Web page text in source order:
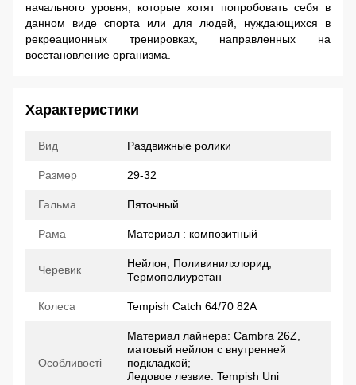
начального уровня, которые хотят попробовать себя в
данном виде спорта или для людей, нуждающихся в
рекреационных тренировках, направленных на
восстановление организма.
Характеристики
Вид Раздвижные ролики
Размер 29-32
Гальма Пяточный
Рама Материал : композитный
Черевик
Нейлон, Поливинилхлорид,
Термополиуретан
Колеса Tempish Catch 64/70 82А
Особливості
Материал лайнера: Cambra 26Z,
матовый нейлон с внутренней
подкладкой;
Ледовое лезвие: Tempish Uni